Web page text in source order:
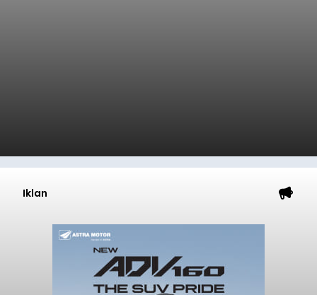
Iklan